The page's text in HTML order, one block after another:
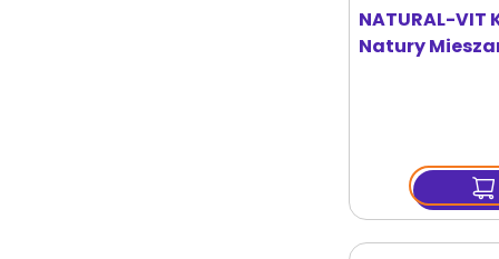
NATURAL-VIT
Natury